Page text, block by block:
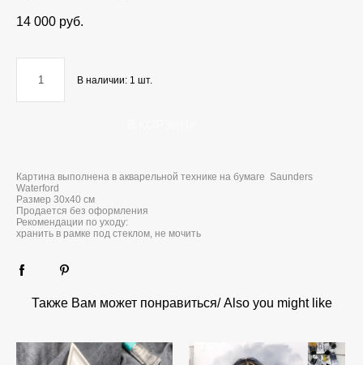
14 000 pуб.
В наличии: 1 шт.
Картина выполнена в акварельной технике на бумаге Saunders
Waterford
Размер 30х40 см
Продается без оформления
Рекомендации по уходу:
хранить в рамке под стеклом, не мочить
Также Вам может понравиться/ Also you might like